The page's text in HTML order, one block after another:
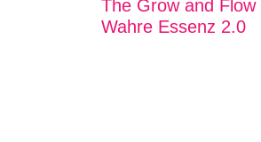
The Grow and
Wahre Essenz 2.0